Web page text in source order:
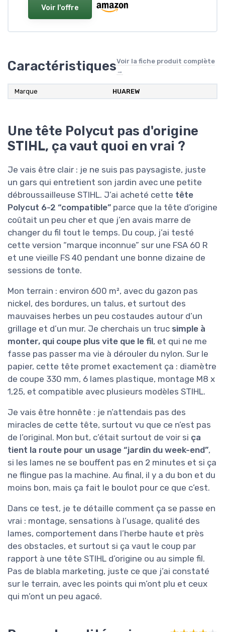
Voir l'offre
CaractéristiquesVoir la fiche produit complète
→
Marque HUAREW
Une tête Polycut pas d'origine
STIHL, ça vaut quoi en vrai ?
Je vais être clair : je ne suis pas paysagiste, juste
un gars qui entretient son jardin avec une petite
débroussailleuse STIHL. J’ai acheté cette tête
Polycut 6-2 “compatible” parce que la tête d’origine
coûtait un peu cher et que j’en avais marre de
changer du fil tout le temps. Du coup, j’ai testé
cette version “marque inconnue” sur une FSA 60 R
et une vieille FS 40 pendant une bonne dizaine de
sessions de tonte.
Mon terrain : environ 600 m², avec du gazon pas
nickel, des bordures, un talus, et surtout des
mauvaises herbes un peu costaudes autour d’un
grillage et d’un mur. Je cherchais un truc simple à
monter, qui coupe plus vite que le fil, et qui ne me
fasse pas passer ma vie à dérouler du nylon. Sur le
papier, cette tête promet exactement ça : diamètre
de coupe 330 mm, 6 lames plastique, montage M8 x
1,25, et compatible avec plusieurs modèles STIHL.
Je vais être honnête : je n’attendais pas des
miracles de cette tête, surtout vu que ce n’est pas
de l’original. Mon but, c’était surtout de voir si ça
tient la route pour un usage “jardin du week-end”,
si les lames ne se bouffent pas en 2 minutes et si ça
ne flingue pas la machine. Au final, il y a du bon et du
moins bon, mais ça fait le boulot pour ce que c’est.
Dans ce test, je te détaille comment ça se passe en
vrai : montage, sensations à l’usage, qualité des
lames, comportement dans l’herbe haute et près
des obstacles, et surtout si ça vaut le coup par
rapport à une tête STIHL d’origine ou au simple fil.
Pas de blabla marketing, juste ce que j’ai constaté
sur le terrain, avec les points qui m’ont plu et ceux
qui m’ont un peu agacé.